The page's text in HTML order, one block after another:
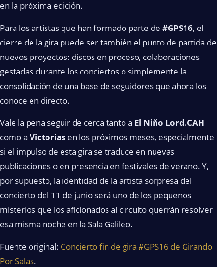
en la próxima edición.
Para los artistas que han formado parte de #GPS16, el
cierre de la gira puede ser también el punto de partida de
nuevos proyectos: discos en proceso, colaboraciones
gestadas durante los conciertos o simplemente la
consolidación de una base de seguidores que ahora los
conoce en directo.
Vale la pena seguir de cerca tanto a El Niño Lord.CAH
como a Victorias en los próximos meses, especialmente
si el impulso de esta gira se traduce en nuevas
publicaciones o en presencia en festivales de verano. Y,
por supuesto, la identidad de la artista sorpresa del
concierto del 11 de junio será uno de los pequeños
misterios que los aficionados al circuito querrán resolver
esa misma noche en la Sala Galileo.
Fuente original: Concierto fin de gira #GPS16 de Girando
Por Salas.